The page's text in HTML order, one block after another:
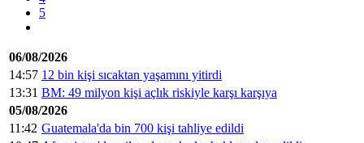
5
06/08/2026
14:57 12 bin kişi sıcaktan yaşamını yitirdi
13:31 BM: 49 milyon kişi açlık riskiyle karşı karşıya
05/08/2026
11:42 Guatemala'da bin 700 kişi tahliye edildi